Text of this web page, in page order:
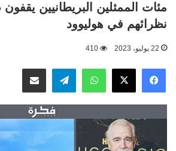
مئات الممثلين البريطانيين
نظرائهم في هوليوود
22 يوليو، 2023 410
فيسبوك
‫X واتسابتيلقراممشاركة عبر البريد